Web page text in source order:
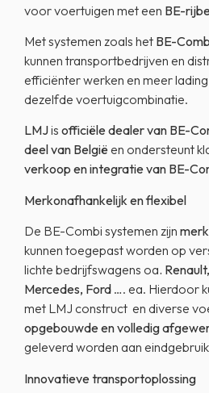
voor voertuigen met een BE-
Met systemen zoals het BE-
kunnen transportbedrijven en
efficiënter werken en meer
dezelfde voertuigcombinatie.
LMJis officiële dealer van BE-
deel van Belgiëen ondersteunt
verkoop en integratie van BE-
Merkonafhankelijk en flexibel
De BE-Combi systemen zijn
kunnen toegepast worden op
lichte bedrijfswagens oa.
Mercedes, Ford …. ea. Hierdoor
met LMJ construct en diverse
opgebouwde en volledig
geleverd worden aan
Innovatieve transportoplossing